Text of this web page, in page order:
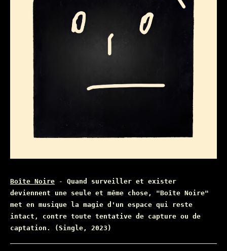
Boîte Noire - Quand surveiller et exister
deviennent une seule et même chose, "Boîte Noire"
met en musique la magie d'un espace qui reste
intact, contre toute tentative de capture ou de
captation. (Single, 2023)